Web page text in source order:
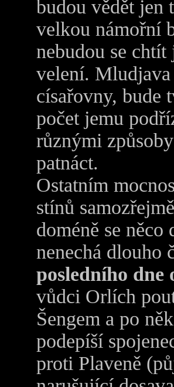
budou vědět jen
velkou námořní
nebudou se
velení.
císařovny, bude
počet jemu
různými
patnáct.
Ostatním
stínů
doméně se něco
nenechá dlouho
posledního dne
vůdci Orlích
Šengem a po
podepíší
proti Plaveně